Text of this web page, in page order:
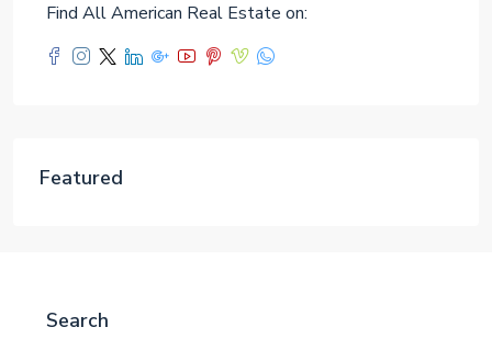
Find All American Real Estate on:
Featured
Search